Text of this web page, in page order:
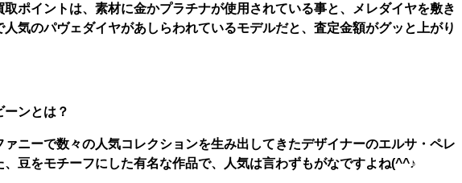
取ポイントは、素材に金かプラチナが使用されている事と、メレダイヤを敷き
気のパヴェダイヤがあしらわれているモデルだと、査定金額がグッと上がり
ーンとは？
ァニーで数々の人気コレクションを生み出してきたデザイナーのエルサ・ペレ
、豆をモチーフにした有名な作品で、人気は言わずもがなですよね(^^♪